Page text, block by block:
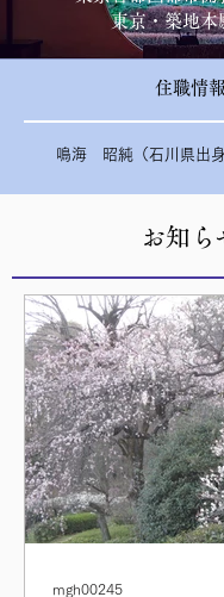
東京・築地本
住職情報
鳴海 昭純（石川県出
お知ら
mgh00245